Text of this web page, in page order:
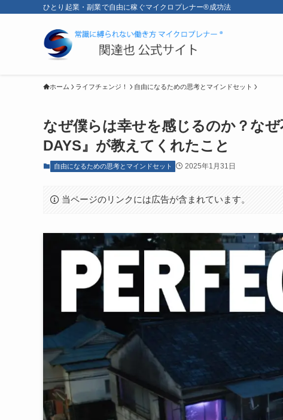
ひとり起業・副業で自由に稼ぐマイクロプレナー®成功法
ホーム ライフチェンジ！ 自由になるための思考とマインドセット
なぜ僕らは幸せを感じるのか？な
DAYS』が教えてくれたこと
自由になるための思考とマインドセット 2025年1月31日
当ページのリンクには広告が含まれています。